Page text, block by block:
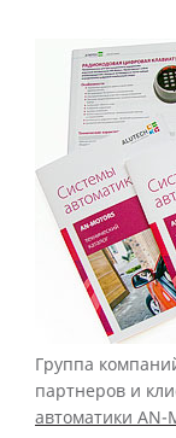
Группа
партнеров и
автоматики AN-